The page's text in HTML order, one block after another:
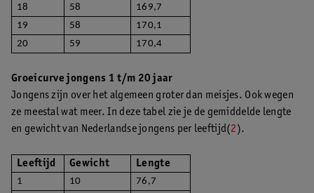
18
58
169,7
19
58
170,1
20
59 170,4
Groeicurve jongens 1 t/m 20 jaar
Jongens zijn over het algemeen groter dan meisjes. Ook wegen
ze meestal wat meer. In deze tabel zie je de gemiddelde lengte
en gewicht van Nederlandse jongens per leeftijd(2).
Leeftijd Gewicht Lengte
1 10
76,7